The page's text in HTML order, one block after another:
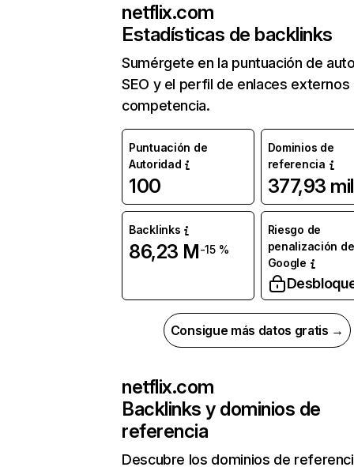
netflix.com
Estadísticas de backlinks
Sumérgete en la puntuación de
SEO y el perfil de enlaces externos
competencia.
Puntuación de
Autoridad
100
Dominios de
referencia
377,93 mil
Backlinks
86,23 M-15 %
Riesgo de
penalización de
Google
Consigue más datos gratis →
netflix.com
Backlinks y dominios de
referencia
Descubre los dominios de